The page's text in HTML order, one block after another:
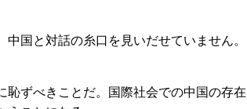
国と対話の糸口を見いだせていません。
ずべきことだ。国際社会での中国の存在